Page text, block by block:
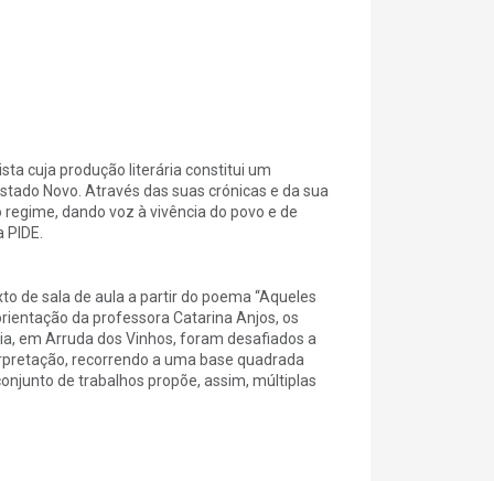
cuja produção literária constitui um
Novo. Através das suas crónicas e da sua
dando voz à vivência do povo e de
de sala de aula a partir do poema “Aqueles
da professora Catarina Anjos, os
em Arruda dos Vinhos, foram desafiados a
recorrendo a uma base quadrada
de trabalhos propõe, assim, múltiplas